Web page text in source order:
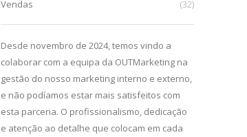
Vendas
(32)
Desde novembro de 2024, temos vindo a
colaborar com a equipa da OUTMarketing na
gestão do nosso marketing interno e externo,
e não podíamos estar mais satisfeitos com
esta parceria. O profissionalismo, dedicação
e atenção ao detalhe que colocam em cada